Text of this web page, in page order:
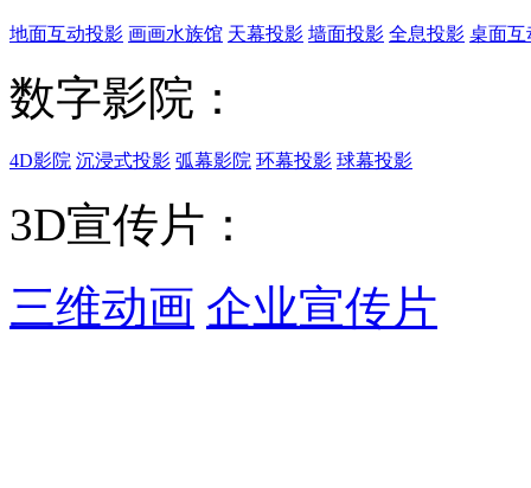
地面互动投影 画画水族馆 天幕投影 墙面投影 全息投影 桌面互
数字影院：
4D影院 沉浸式投影 弧幕影院 环幕投影 球幕投影
3D宣传片：
三维动画 企业宣传片